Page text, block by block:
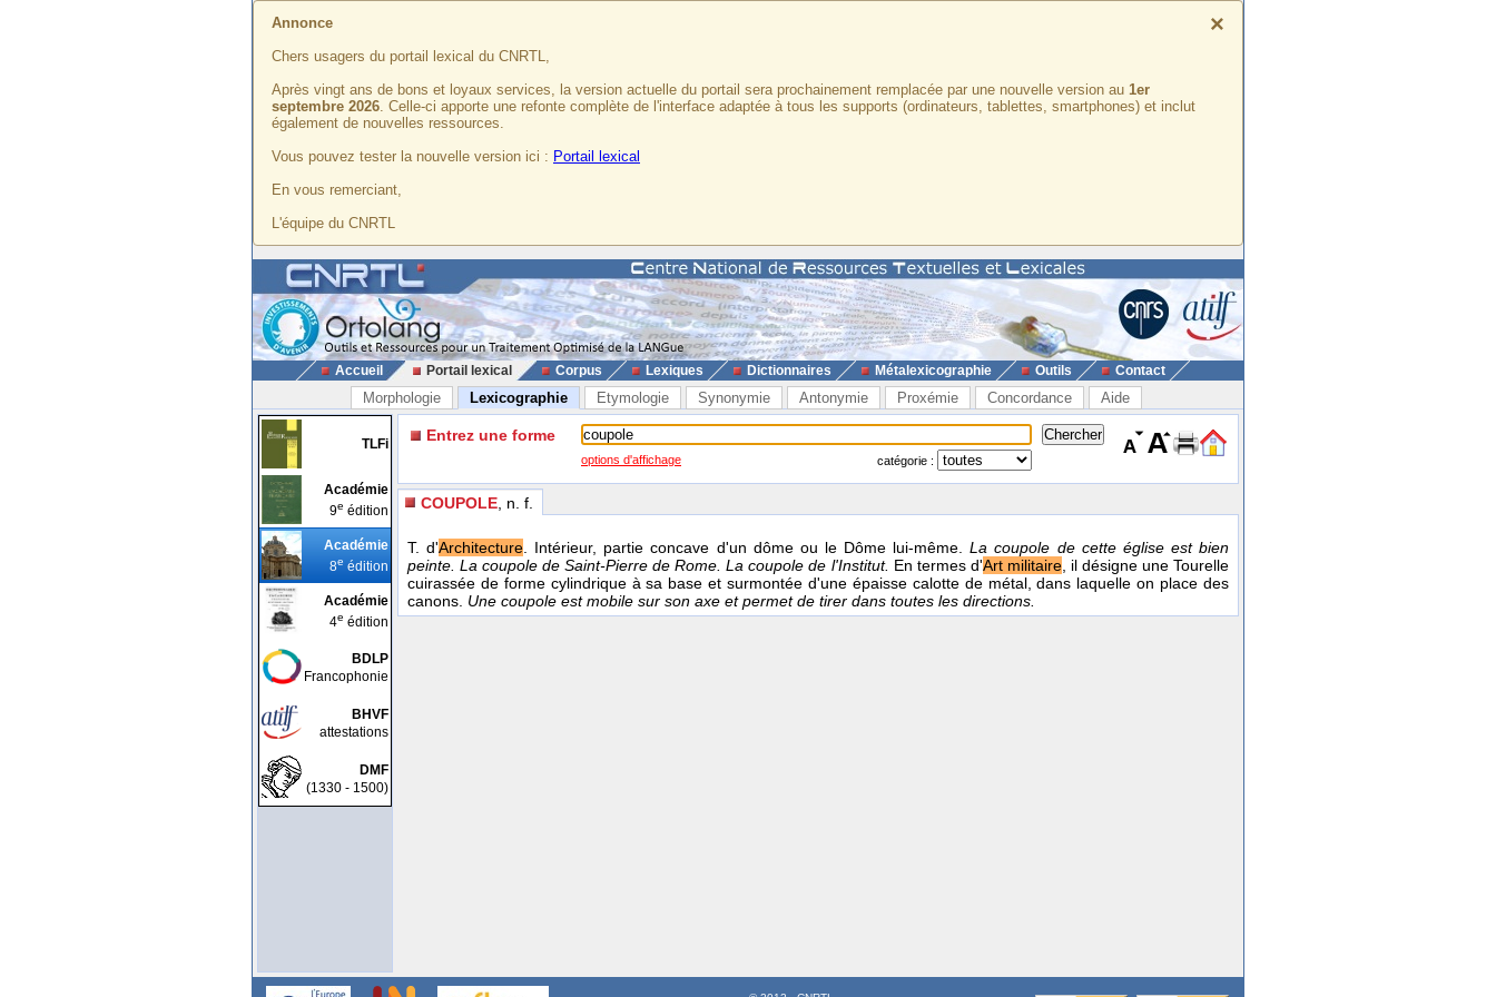
×
Annonce
Chers usagers du portail lexical du CNRTL,
Après vingt ans de bons et loyaux services, la version actuelle du portail sera prochainement remplacée par une nouvelle version au 1er
septembre 2026. Celle-ci apporte une refonte complète de l'interface adaptée à tous les supports (ordinateurs, tablettes, smartphones) et inclut
également de nouvelles ressources.
Vous pouvez tester la nouvelle version ici : Portail lexical
En vous remerciant,
L'équipe du CNRTL
Accueil Portail lexical Corpus Lexiques Dictionnaires Métalexicographie Outils Contact
Morphologie Lexicographie Etymologie Synonymie Antonymie Proxémie Concordance Aide
TLFi
Académie
9e édition
Académie
8e édition
Académie
4e édition
BDLP
Francophonie
BHVF
attestations
DMF
(1330 - 1500)
Entrez une forme
options d'affichage catégorie :
COUPOLE , n. f.
T. d'Architecture. Intérieur, partie concave d'un dôme ou le Dôme lui-même.La coupole de cette église est bien
peinte. La coupole de Saint-Pierre de Rome. La coupole de l'Institut. En termes d'Art militaire, il désigne une Tourelle
cuirassée de forme cylindrique à sa base et surmontée d'une épaisse calotte de métal, dans laquelle on place des
canons. Une coupole est mobile sur son axe et permet de tirer dans toutes les directions.